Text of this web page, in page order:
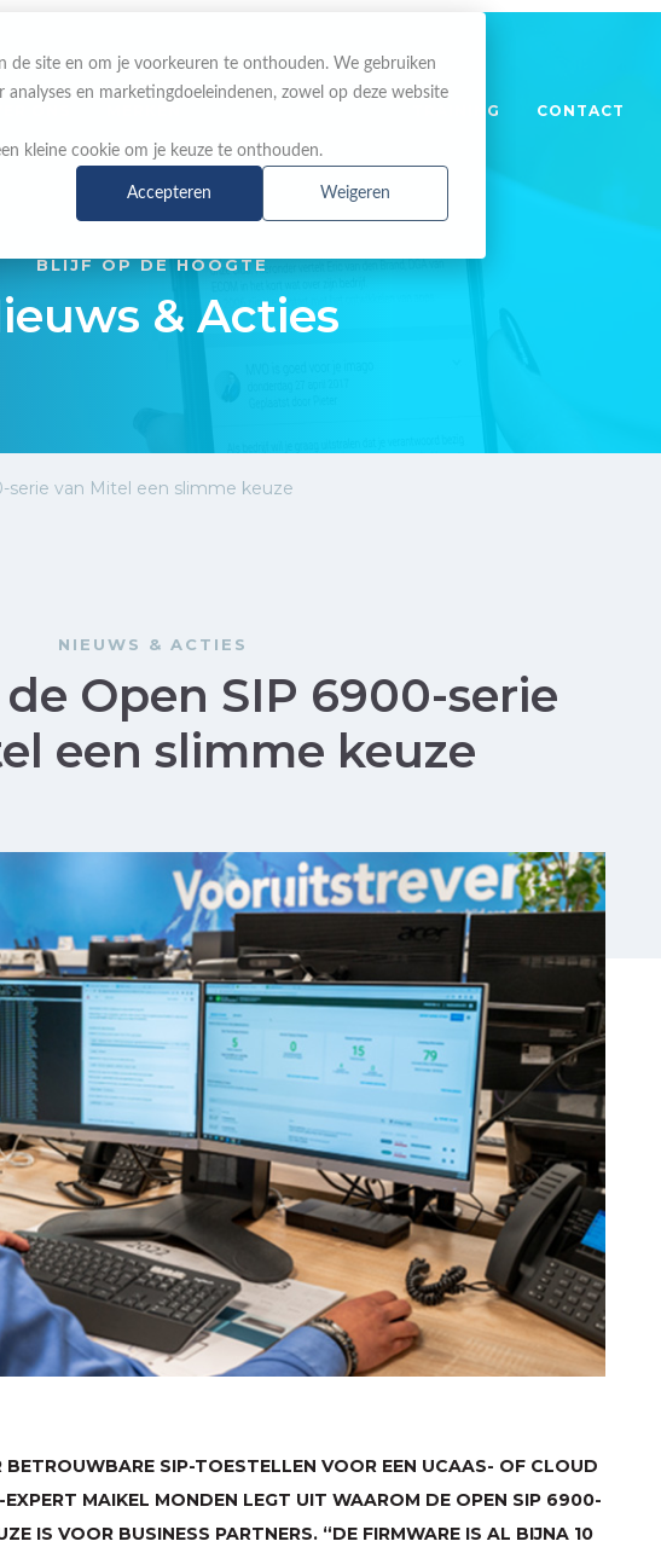
de site en om je voorkeuren te onthouden. We gebruiken
en marketingdoeleindenen, zowel op deze website
kleine cookie om je keuze te onthouden.
Accepteren Weigeren
TRAINING CONTACT
BLIJF OP DE HOOGTE
& Acties
serie van Mitel een slimme keuze
NIEUWS & ACTIES
Open SIP 6900-serie
een slimme keuze
BETROUWBARE SIP-TOESTELLEN VOOR EEN UCAAS- OF CLOUD
-EXPERT MAIKEL MONDEN LEGT UIT WAAROM DE OPEN SIP 6900-
IS VOOR BUSINESS PARTNERS. “DE FIRMWARE IS AL BIJNA 10